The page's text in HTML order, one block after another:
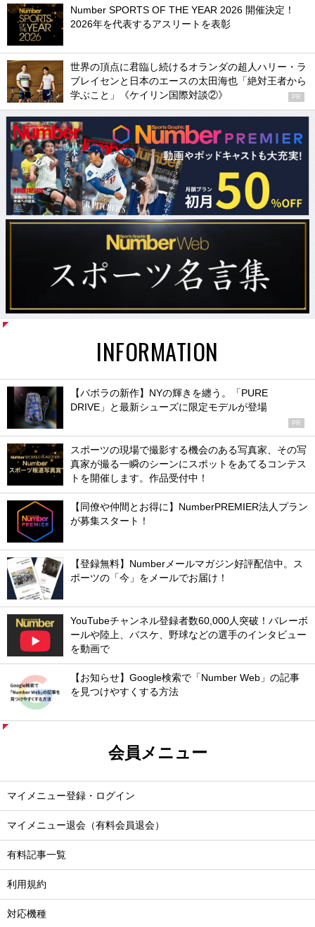
Number SPORTS OF THE YEAR 2026 開催決定！
2026年を代表するアスリートを表彰
世界の頂点に君臨し続けるオランダの超人ハリー・ラ
ブレイセンと日本のエースの太田海也「絶対王者から
学ぶこと」《ケイリン国際対談②》
PR
INFORMATION
【バボラの新作】NYの輝きを纏う。「PURE
DRIVE」と最新シューズに限定モデルが登場
PR
スポーツの現場で撮影する機会のある写真家、その写
真家が撮る一瞬のシーンにスポットをあてるコンテス
トを開催します。作品受付中！
【同僚や仲間とお得に】NumberPREMIER法人プラン
が募集スタート！
【登録無料】Numberメールマガジン好評配信中。ス
ポーツの「今」をメールでお届け！
YouTubeチャンネル登録者数60,000人突破！バレーボ
ールや陸上、バスケ、野球などの選手のインタビュー
を動画で
【お知らせ】Google検索で「Number Web」の記事
を見つけやすくする方法
会員メニュー
マイメニュー登録・ログイン
マイメニュー退会（有料会員退会）
有料記事一覧
利用規約
対応機種